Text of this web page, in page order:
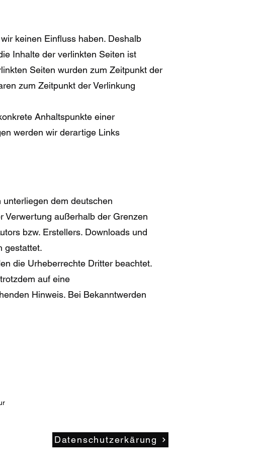
keinen Einfluss haben. Deshalb
Inhalte der verlinkten Seiten ist
Seiten wurden zum Zeitpunkt der
zum Zeitpunkt der Verlinkung
Anhaltspunkte einer
werden wir derartige Links
dem deutschen
Verwertung außerhalb der Grenzen
bzw. Erstellers. Downloads und
gestattet.
die Urheberrechte Dritter beachtet.
auf eine
Hinweis. Bei Bekanntwerden
Datenschutzerkärung